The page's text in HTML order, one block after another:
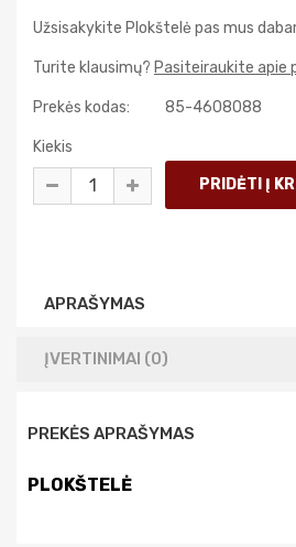
Užsisakykite Plokštelė pas mus
Turite klausimų? Pasiteiraukite apie
Prekės kodas: 85-4608088
Kiekis
APRAŠYMAS
ĮVERTINIMAI (0)
PREKĖS APRAŠYMAS
PLOKŠTELĖ